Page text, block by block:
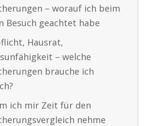
– worauf ich beim
Besuch geachtet habe
Hausrat,
– welche
brauche ich
ich mir Zeit für den
nehme